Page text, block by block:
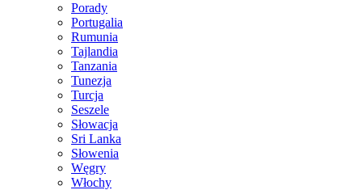
Porady
Portugalia
Rumunia
Tajlandia
Tanzania
Tunezja
Turcja
Seszele
Słowacja
Sri Lanka
Słowenia
Węgry
Włochy